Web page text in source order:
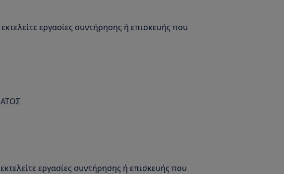
εργασίες συντήρησης ή επισκευής που
εργασίες συντήρησης ή επισκευής που